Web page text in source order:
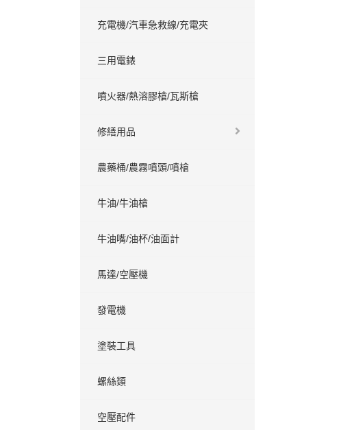
充電機/汽車急救線/充電夾
三用電錶
噴火器/熱溶膠槍/瓦斯槍
修繕用品
農藥桶/農霧噴頭/噴槍
牛油/牛油槍
牛油嘴/油杯/油面計
馬達/空壓機
發電機
塗裝工具
螺絲類
空壓配件